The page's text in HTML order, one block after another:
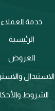
خدمة العملاء
الرئيسية
العروض
الاستبدال
الشروط